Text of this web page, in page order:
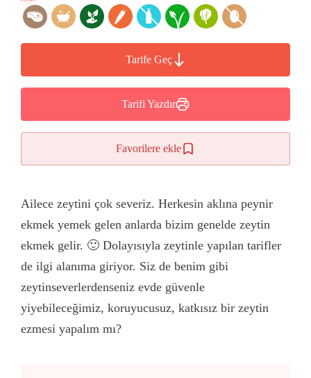
Tarife Geç
Tarifi Yazdır
Favorilere ekle
Ailece zeytini çok severiz. Herkesin aklına peynir
ekmek yemek gelen anlarda bizim genelde zeytin
ekmek gelir. 🙂 Dolayısıyla zeytinle yapılan tarifler
de ilgi alanıma giriyor. Siz de benim gibi
zeytinseverlerdenseniz evde güvenle
yiyebileceğimiz, koruyucusuz, katkısız bir zeytin
ezmesi yapalım mı?